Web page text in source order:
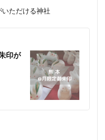
ただける神社
印が